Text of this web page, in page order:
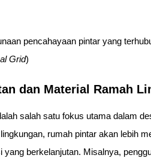
pencahayaan pintar yang
Grid)
dan Material Ramah
salah satu fokus utama dalam
rumah pintar akan lebih
berkelanjutan. Misalnya,